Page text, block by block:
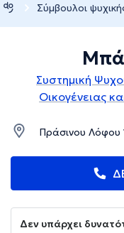
Σύμβουλοι
Συστημική
Οικογένειας
Πράσινου Λόφου
Δεν υπάρχει